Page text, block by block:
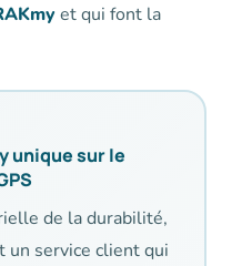
et qui font la
unique sur le
de la durabilité,
un service client qui